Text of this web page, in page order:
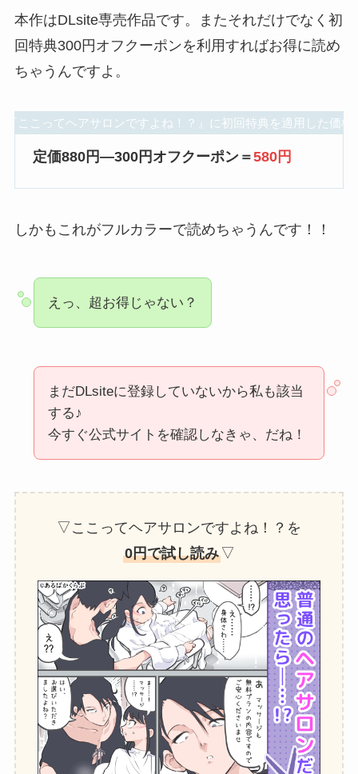
本作はDLsite専売作品です。またそれだけでなく初
回特典300円オフクーポンを利用すればお得に読め
ちゃうんですよ。
『ここってヘアサロンですよね！？』に初回特典を適用した価格
定価880円―300円オフクーポン＝580円
しかもこれがフルカラーで読めちゃうんです！！
えっ、超お得じゃない？
まだDLsiteに登録していないから私も該当
する♪
今すぐ公式サイトを確認しなきゃ、だね！
▽ここってヘアサロンですよね！？を
0円で試し読み ▽